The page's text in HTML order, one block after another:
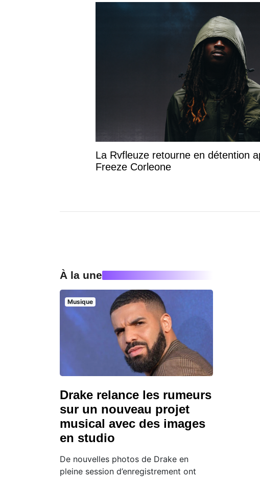
La Rvfleuze retourne en détention
Freeze Corleone
À la une
Musique
Drake relance les rumeurs
sur un nouveau projet
musical avec des images
en studio
De nouvelles photos de Drake en
pleine session d’enregistrement ont